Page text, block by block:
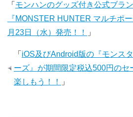
「 モンハンのグッズ付き公式ブラ
『MONSTER HUNTER マルチポ
月23日（水）発売！！
」
「 iOS及びAndroid版の『モンス
ーズ』が期間限定税込500円のセ
楽しもう！！
」